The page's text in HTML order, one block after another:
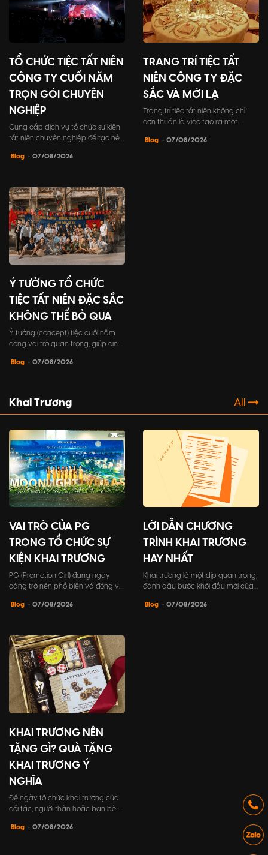
TỔ CHỨC TIỆC TẤT NIÊN
CÔNG TY CUỐI NĂM
TRỌN GÓI CHUYÊN
NGHIỆP
Cung cấp dịch vụ tổ chức sự kiện
tất niên chuyên nghiệp để tạo nên
buổi tiệc kết nối đồng nghiệp và
biết về cách tổ chức tất niên công
ty, từ lợi ích đến những bước tổ
chức chi tiết.
Blog • 07/08/2026
TRANG TRÍ TIỆC TẤT
NIÊN CÔNG TY ĐẶC
SẮC VÀ MỚI LẠ
Trang trí tiệc tất niên không chỉ
đơn thuần là việc tạo ra một
mang trong mình ý nghĩa to lớn.
Blog • 07/08/2026
Ý TƯỞNG TỔ CHỨC
TIỆC TẤT NIÊN ĐẶC SẮC
KHÔNG THỂ BỎ QUA
Ý tưởng (concept) tiệc cuối năm
đóng vai trò quan trọng, giúp định
kiện, từ chủ đề, trò chơi, cho đến
nghiệm đáng nhớ cho khách mời.
Blog • 07/08/2026
Khai Trương All
VAI TRÒ CỦA PG
TRONG TỔ CHỨC SỰ
KIỆN KHAI TRƯƠNG
PG (Promotion Girl) đang ngày
càng trở nên phổ biến và đóng vai
sự kiện khai trương. PG không chỉ
tích cực vào việc xây dựng hình
ảnh thương hiệu và tạo dựng ấn
tượng mạnh mẽ đối...
Blog • 07/08/2026
LỜI DẪN CHƯƠNG
TRÌNH KHAI TRƯƠNG
HAY NHẤT
Khai trương là một dịp quan trọng,
đánh dấu bước khởi đầu mới của
yếu tố trong sự kiện cần được
Blog • 07/08/2026
KHAI TRƯƠNG NÊN
TẶNG GÌ? QUÀ TẶNG
KHAI TRƯƠNG Ý
NGHĨA
Để ngày tổ chức khai trương của
đối tác, người thân hoặc bạn bè
món quà tặng đặc biệt. Hãy tham
Blog • 07/08/2026